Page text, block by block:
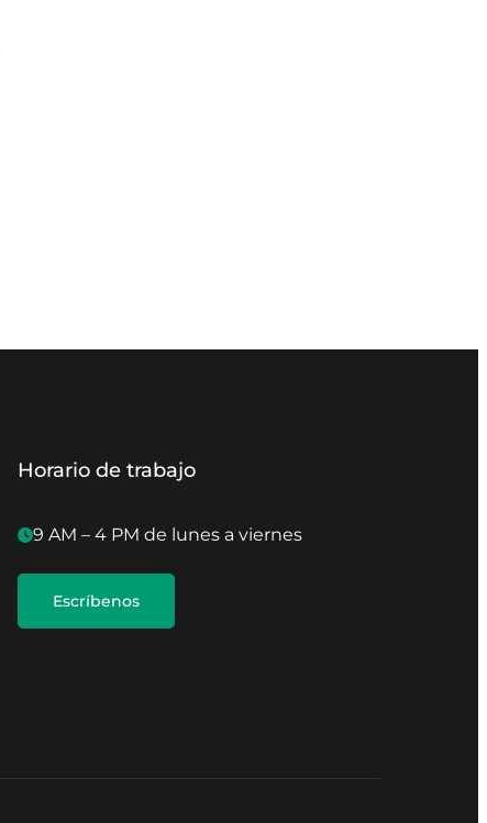
Horario de trabajo
9 AM – 4 PM de lunes a viernes
Escríbenos